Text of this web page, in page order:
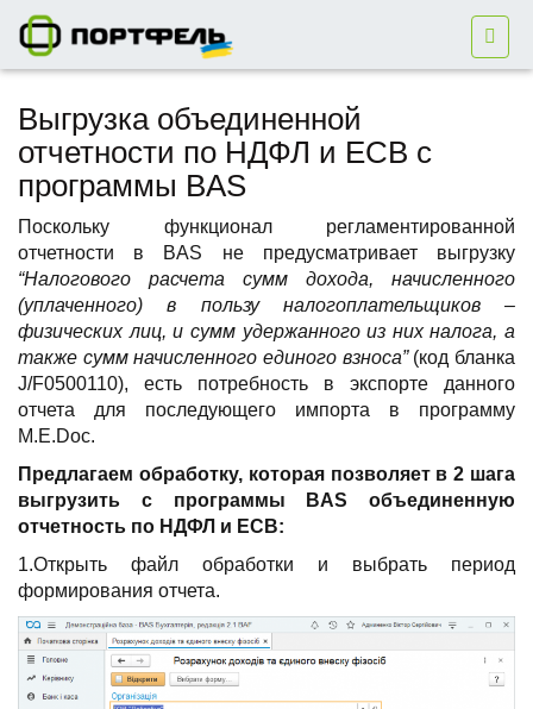
Выгрузка объединенной
отчетности по НДФЛ и ЕСВ с
программы BAS
Поскольку функционал регламентированной
отчетности в BAS не предусматривает выгрузку
“Налогового расчета сумм дохода, начисленного
(уплаченного) в пользу налогоплательщиков –
физических лиц, и сумм удержанного из них налога, а
также сумм начисленного единого взноса”(код бланка
J/F0500110), есть потребность в экспорте данного
отчета для последующего импорта в программу
M.E.Doc.
Предлагаем обработку, которая позволяет в 2 шага
выгрузить с программы BAS объединенную
отчетность по НДФЛ и ЕСВ:
1.Открыть файл обработки и выбрать период
формирования отчета.